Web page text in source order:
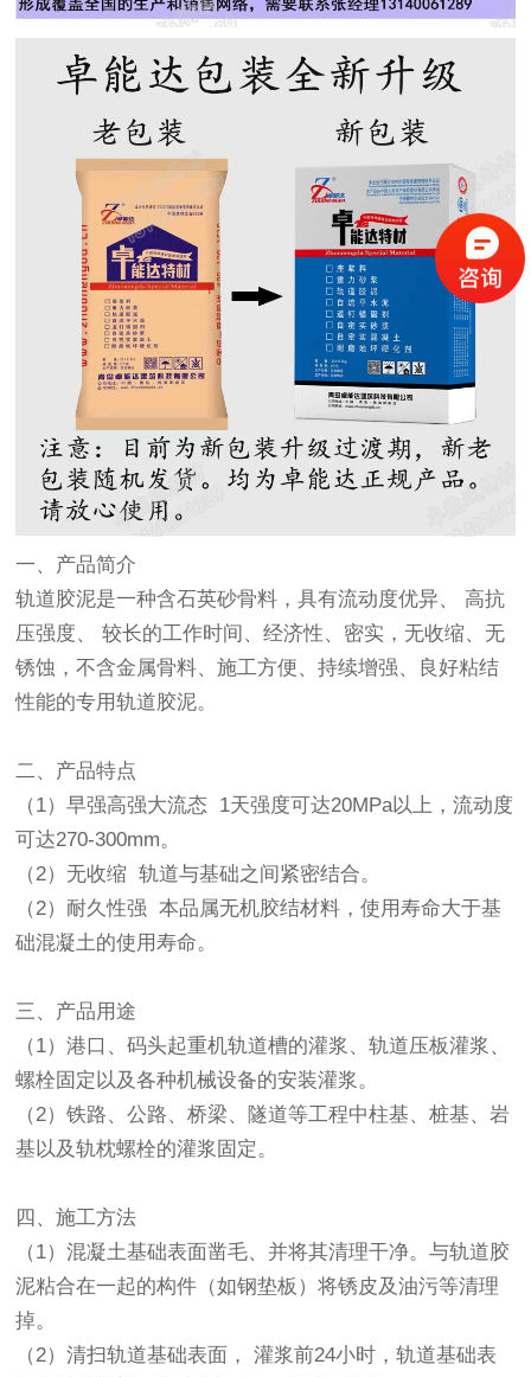
一、产品简介
轨道胶泥是一种含石英砂骨料，具有流动度优异、 高抗
压强度、 较长的工作时间、经济性、密实，无收缩、无
锈蚀，不含金属骨料、施工方便、持续增强、良好粘结
性能的专用轨道胶泥。
二、产品特点
（1）早强高强大流态 1天强度可达20MPa以上，流动度
可达270-300mm。
（2）无收缩 轨道与基础之间紧密结合。
（2）耐久性强 本品属无机胶结材料，使用寿命大于基
础混凝土的使用寿命。
三、产品用途
（1）港口、码头起重机轨道槽的灌浆、轨道压板灌浆、
螺栓固定以及各种机械设备的安装灌浆。
（2）铁路、公路、桥梁、隧道等工程中柱基、桩基、岩
基以及轨枕螺栓的灌浆固定。
四、施工方法
（1）混凝土基础表面凿毛、并将其清理干净。与轨道胶
泥粘合在一起的构件（如钢垫板）将锈皮及油污等清理
掉。
（2）清扫轨道基础表面， 灌浆前24小时，轨道基础表